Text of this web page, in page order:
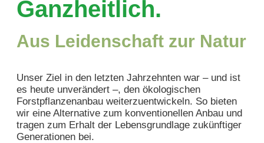
Ganzheitlich.
Aus Leidenschaft zur Natur
Unser Ziel in den letzten Jahrzehnten war – und ist
es heute unverändert –, den ökologischen
Forstpflanzenanbau weiterzuentwickeln. So bieten
wir eine Alternative zum konventionellen Anbau und
tragen zum Erhalt der Lebensgrundlage zukünftiger
Generationen bei.